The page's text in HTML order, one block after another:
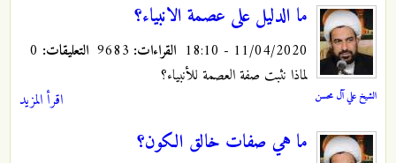
الشيخ علي آل محسن
ما الدليل على عصمة الانبياء؟
11/04/2020 - 18:10 القراءات: التعليقات:
لماذا نثبت صفة العصمة للأنبياء؟
اقرأ المزيد
ما هي صفات خالق الكون؟